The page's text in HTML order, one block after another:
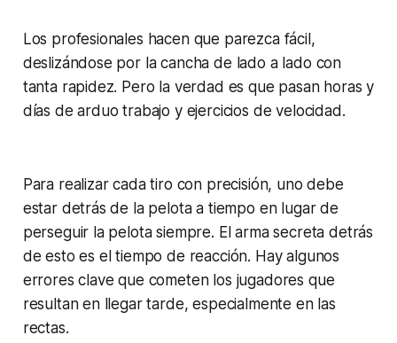
Los profesionales hacen que parezca fácil,
deslizándose por la cancha de lado a lado con
tanta rapidez. Pero la verdad es que pasan horas y
días de arduo trabajo y ejercicios de velocidad.
Para realizar cada tiro con precisión, uno debe
estar detrás de la pelota a tiempo en lugar de
perseguir la pelota siempre. El arma secreta detrás
de esto es el tiempo de reacción. Hay algunos
errores clave que cometen los jugadores que
resultan en llegar tarde, especialmente en las
rectas.